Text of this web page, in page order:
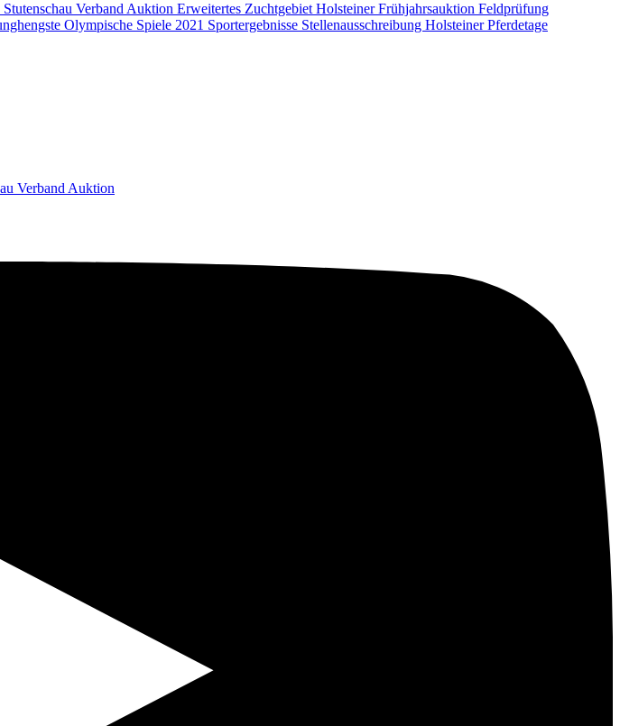
Stutenschau Verband Auktion Erweitertes Zuchtgebiet Holsteiner Frühjahrsauktion Feldprüfung
Olympische Spiele 2021 Sportergebnisse Stellenausschreibung Holsteiner Pferdetage
Verband Auktion